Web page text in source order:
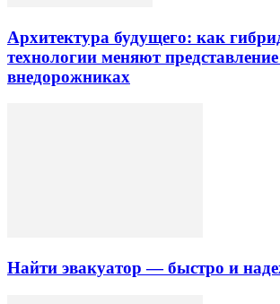
Архитектура будущего: как
технологии меняют
внедорожниках
Найти эвакуатор — быстро и